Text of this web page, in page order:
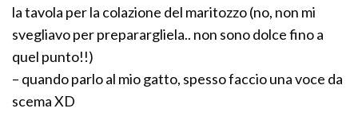
la tavola per la colazione del maritozzo (no, non mi
svegliavo per preparargliela.. non sono dolce fino a
quel punto!!)
– quando parlo al mio gatto, spesso faccio una voce da
scema XD